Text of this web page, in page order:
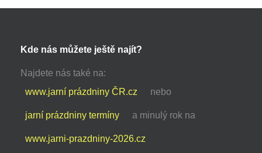
Kde nás můžete ještě najít?
Najdete nás také na:
www.jarní prázdniny ČR.cz
nebo
jarní prázdniny termíny a minulý rok na
www.jarni-prazdniny-2026.cz